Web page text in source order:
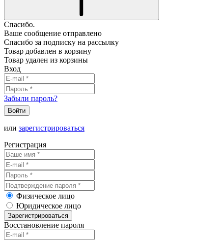
Спасибо.
Ваше сообщение отправлено
Спасибо за подписку на рассылку
Товар добавлен в корзину
Товар удален из корзины
Вход
Забыли пароль?
Войти
или зарегистрироваться
Регистрация
Физическое лицо
Юридическое лицо
Зарегистрироваться
Восстановление пароля